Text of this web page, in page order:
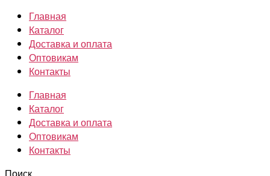
Главная
Каталог
Доставка и оплата
Оптовикам
Контакты
Главная
Каталог
Доставка и оплата
Оптовикам
Контакты